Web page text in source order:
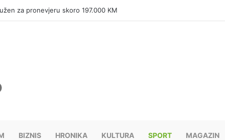
za pronevjeru skoro 197.000 KM
BIZNIS HRONIKA KULTURA SPORT MAGAZIN